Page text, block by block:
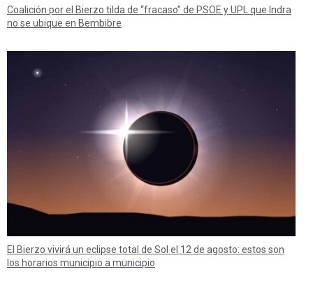
Coalición por el Bierzo tilda de “fracaso” de PSOE y UPL que Indra
no se ubique en Bembibre
El Bierzo vivirá un eclipse total de Sol el 12 de agosto: estos son
los horarios municipio a municipio